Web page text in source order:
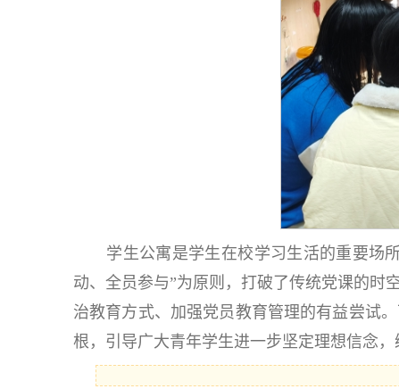
学生公寓是学生在校学习生活的重要场
动、全员参与”为原则，打破了传统党课的时
治教育方式、加强党员教育管理的有益尝试
根，引导广大青年学生进一步坚定理想信念